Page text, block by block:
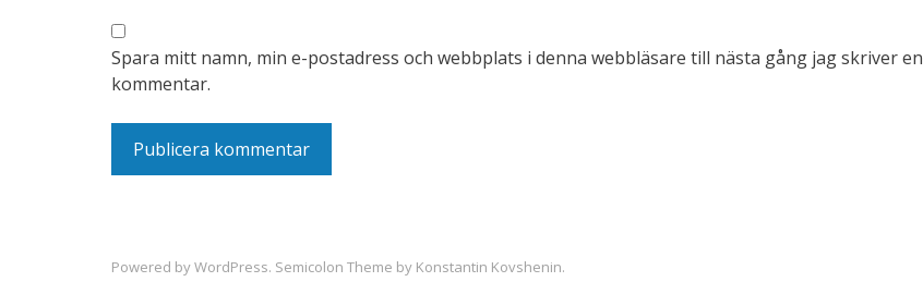
Spara mitt namn, min e-postadress och webbplats i denna webbläsare till nästa gång jag skriver en
kommentar.
Powered byWordPress. Semicolon Theme by Konstantin Kovshenin.